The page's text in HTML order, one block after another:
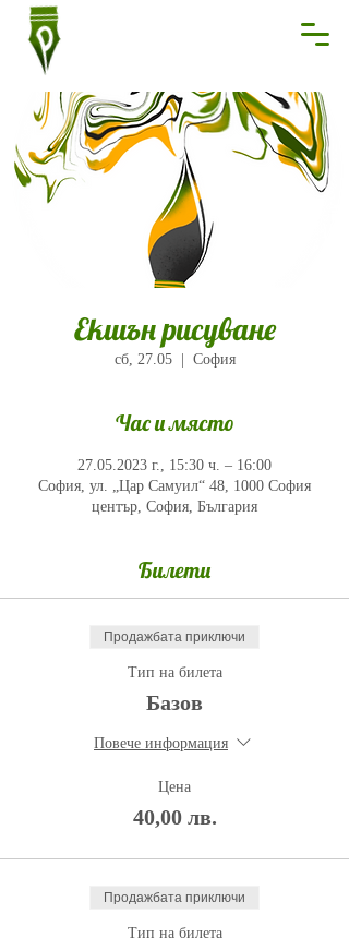
Екшън рисуване
сб, 27.05
  |
София
Час и място
27.05.2023 г., 15:30 ч. – 16:00
София, ул. „Цар Самуил“ 48, 1000 София
център, София, България
Билети
Продажбата приключи
Тип на билета
Базов
Повече информация
Цена
40,00 лв.
Продажбата приключи
Тип на билета